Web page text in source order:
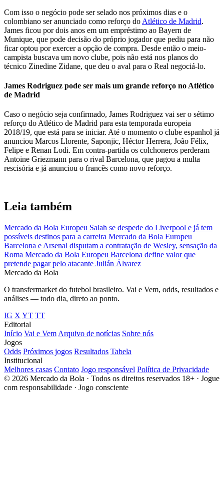
Com isso o negócio pode ser selado nos próximos dias e o
colombiano ser anunciado como reforço do Atlético de Madrid.
James ficou por dois anos em um empréstimo ao Bayern de
Munique, que pode decisão do próprio jogador que pediu para não
ficar optou por exercer a opção de compra. Desde então o meio-
campista buscava um novo clube, pois não está nos planos do
técnico Zinedine Zidane, que deu o aval para o Real negociá-lo.
James Rodriguez pode ser mais um grande reforço no Atlético
de Madrid
Caso o negócio seja confirmado, James Rodriguez vai ser o sétimo
reforço do Atlético de Madrid para esta temporada europeia
2018/19, que está para se iniciar. Até o momento o clube espanhol já
anunciou Marcos Llorente, Saponjic, Héctor Herrera, João Félix,
Felipe e Renan Lodi. Em contra-partida os colchoneros perderam
Antoine Griezmann para o rival Barcelona, que pagou a multa
rescisória e já anunciou o francês como novo reforço.
Leia também
Mercado da Bola Europeu Salah se despede do Liverpool e já tem
possíveis destinos para a carreira Mercado da Bola Europeu
Barcelona e Arsenal disputam a contratação de Wesley, sensação da
Roma Mercado da Bola Europeu Barcelona define valor que
pretende pagar pelo atacante Julián Álvarez
Mercado da Bola
O transfermarket do futebol brasileiro. Vai e Vem, odds, resultados e
análises — todo dia, direto ao ponto.
IG X YT TT
Editorial
Início Vai e Vem Arquivo de notícias Sobre nós
Jogos
Odds Próximos jogos Resultados Tabela
Institucional
Melhores casas Contato Jogo responsável Política de Privacidade
© 2026 Mercado da Bola · Todos os direitos reservados 18+ · Jogue
com responsabilidade · Jogo consciente